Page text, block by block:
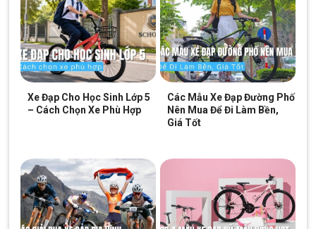
an toàn hơn cho người lái.
Xe Đạp Cho Học Sinh Lớp 5
– Cách Chọn Xe Phù Hợp
Các Mẫu Xe Đạp Đường Phố
Nên Mua Để Đi Làm Bền,
Giá Tốt